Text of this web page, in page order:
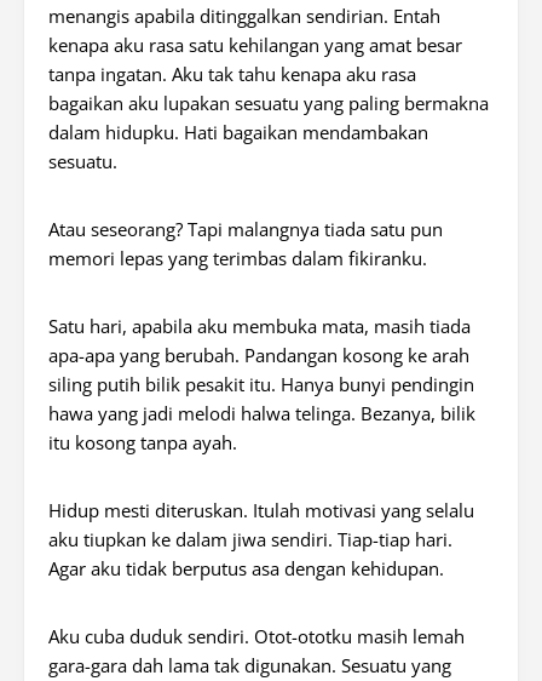
menangis apabila ditinggalkan sendirian. Entah
kenapa aku rasa satu kehilangan yang amat besar
tanpa ingatan. Aku tak tahu kenapa aku rasa
bagaikan aku lupakan sesuatu yang paling bermakna
dalam hidupku. Hati bagaikan mendambakan
sesuatu.
Atau seseorang? Tapi malangnya tiada satu pun
memori lepas yang terimbas dalam fikiranku.
Satu hari, apabila aku membuka mata, masih tiada
apa-apa yang berubah. Pandangan kosong ke arah
siling putih bilik pesakit itu. Hanya bunyi pendingin
hawa yang jadi melodi halwa telinga. Bezanya, bilik
itu kosong tanpa ayah.
Hidup mesti diteruskan. Itulah motivasi yang selalu
aku tiupkan ke dalam jiwa sendiri. Tiap-tiap hari.
Agar aku tidak berputus asa dengan kehidupan.
Aku cuba duduk sendiri. Otot-ototku masih lemah
gara-gara dah lama tak digunakan. Sesuatu yang